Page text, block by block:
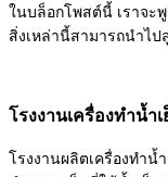
ในบล็อกโพสต์นี้ เราจะ
สิ่งเหล่านี้สามารถนำไ
โรงงานเครื่องทำน้ำ
โรงงานผลิตเครื่องทำน้